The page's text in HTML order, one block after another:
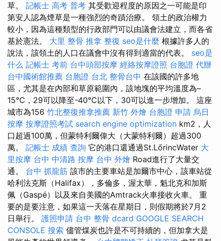
草。 記帳士 高考 普考 其受歡迎程度的原因之一可能是印
第安人認為煙草是一種強烈的奇蹟治療。 領土的政治權力
較小，因為這種類型的行政部門可以由議會法建立，而各省
基於憲法。 大里 整骨 推拿 整復 seo是什麼 根據許多人的
說法，該領土的人口在議會中沒有得到適當的代表。 seo是
什么 記帳士 考前 台中頭部按摩 經絡按摩證照 台胞證 代辦
台中國術館推薦 台胞證 台北 整骨台中 在該國的許多地
區，尤其是在內部和草原範圍內，該地塊的平均溫度為–
15°C，29可以降至-40°C以下，30可以進一步增加。 這座
城市為156 竹北整復推拿推薦 新竹 外燴 台胞證 申請 烏日
按摩 按摩證照考試 search engine optimization km2，人
口超過100萬，但蒙特利爾偉大（大蒙特利爾）超過300
萬。 記帳士 成績 查詢 它的港口還通過St.LőrincWater 大
里按摩 台中 中清路 按摩 台中 外燴 Road進行了大量交
通。 台中 抓龍筋 該市的主要車站是加爾市中心，該車站從
哈利法克斯（Halifax），多倫多，渥太華，魁北克和加斯
佩（Gaspé）以及來自美國的Amtrack火車接收火車。 重
要的是要注意，如果這一天落在星期日，則假期將於7月2
日舉行。 護照申請 台中 整骨 dcard GOOGLE SEARCH
CONSOLE 搜索 儘管煤炭也許是不可持續的，但加拿大是